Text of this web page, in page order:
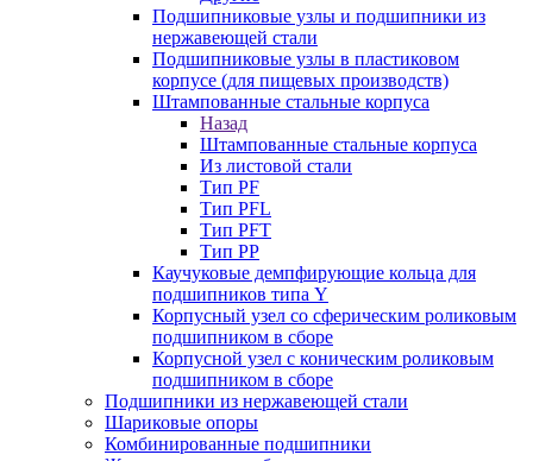
Подшипниковые узлы и подшипники из
нержавеющей стали
Подшипниковые узлы в пластиковом
корпусе (для пищевых производств)
Штампованные стальные корпуса
Назад
Штампованные стальные корпуса
Из листовой стали
Тип PF
Тип PFL
Тип PFT
Тип PP
Каучуковые демпфирующие кольца для
подшипников типа Y
Корпусный узел со сферическим роликовым
подшипником в сборе
Корпусной узел с коническим роликовым
подшипником в сборе
Подшипники из нержавеющей стали
Шариковые опоры
Комбинированные подшипники